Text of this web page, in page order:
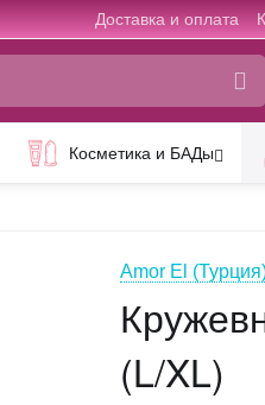
Доставка и оплата
Косметика и БАДы
Amor El
(L/XL)